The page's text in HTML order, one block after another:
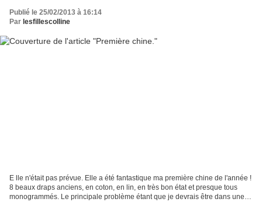
Publié le 25/02/2013 à 16:14
Par lesfillescolline
E lle n'était pas prévue. Elle a été fantastique ma première chine de l'année !
8 beaux draps anciens, en coton, en lin, en très bon état et presque tous
monogrammés. Le principale problème étant que je devrais être dans une